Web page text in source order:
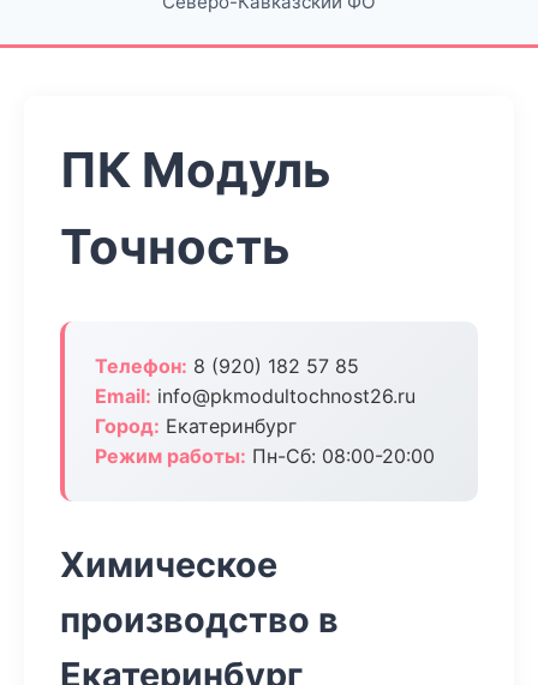
ПК Модуль
Точность
Телефон: 8 (920) 182 57 85
Email: info@pkmodultochnost26.ru
Город: Екатеринбург
Режим работы: Пн-Сб: 08:00-20:00
Химическое
производство в
Екатеринбург